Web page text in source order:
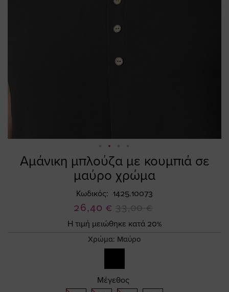
Αμάνικη μπλούζα με κουμπιά σε
μαύρο χρώμα
Κωδικός 1425.10073
Ειδική
Τιμή
26,40 € 33,00 €
Η τιμή μειώθηκε κατά 20%
Χρώμα: Μαύρο
Μέγεθος
Skip